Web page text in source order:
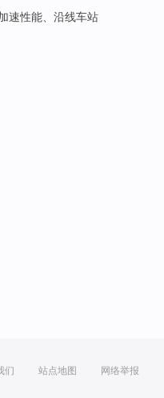
速性能 沿线车站
们 站点地图 网络举报